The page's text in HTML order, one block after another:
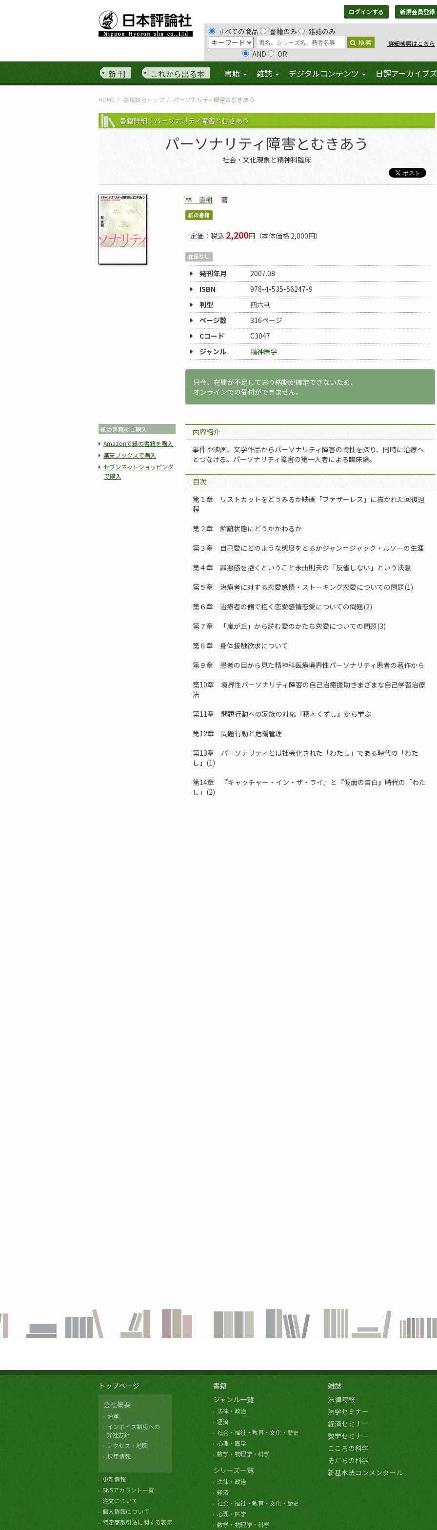
ログインする 新規会員登録
すべての商品 書籍のみ 雑誌のみ
検 索 詳細検索はこちら
AND OR
新 刊 これから出る本 書籍 雑誌 デジタルコンテンツ 日評アーカイブズ
HOME 書籍総合トップ パーソナリティ障害とむきあう
書籍詳細：パーソナリティ障害とむきあう
パーソナリティ障害とむきあう
社会・文化現象と精神科臨床
林 直樹 著
紙の書籍
定価：税込 2,200円（本体価格 2,000円）
在庫なし
発刊年月
2007.08
ISBN
978-4-535-56247-9
判型
四六判
ページ数
316ページ
Cコード
C3047
ジャンル
精神医学
只今、在庫が不足しており納期が確定できないため、
オンラインでの受付ができません。
紙の書籍のご購入
Amazonで紙の書籍を購入
楽天ブックスで購入
セブンネットショッピング
で購入
内容紹介
事件や映画、文学作品からパーソナリティ障害の特性を探り、同時に治療へ
とつなげる。パーソナリティ障害の第一人者による臨床論。
目次
第１章 リストカットをどうみるか――映画「ファザーレス」に描かれた回復過
程
第２章 解離状態にどうかかわるか
第３章 自己愛にどのような態度をとるか――ジャン＝ジャック・ルソーの生涯
第４章 罪悪感を抱くということ――永山則夫の「反省しない」という決意
第５章 治療者に対する恋愛感情・ストーキング――恋愛についての問題(1)
第６章 治療者の側で抱く恋愛感情――恋愛についての問題(2)
第７章 「嵐が丘」から読む愛のかたち――恋愛についての問題(3)
第８章 身体接触欲求について
第９章 患者の目から見た精神科医療――境界性パーソナリティ患者の著作から
第10章 境界性パーソナリティ障害の自己治癒援助――さまざまな自己学習治療
法
第11章 問題行動への家族の対応――『積木くずし』から学ぶ
第12章 問題行動と危機管理
第13章 パーソナリティとは社会化された「わたし」である――時代の「わた
し」(1)
第14章 『キャッチャー・イン・ザ・ライ』と『仮面の告白』――時代の「わた
し」(2)
トップページ
会社概要
沿革
インボイス制度への
弊社方針
アクセス・地図
採用情報
更新情報
SNSアカウント一覧
注文について
個人情報について
特定商取引法に関する表示
書籍
ジャンル一覧
法律・政治
経済
社会・福祉・教育・文化・歴史
心理・医学
数学・物理学・科学
シリーズ一覧
法律・政治
経済
社会・福祉・教育・文化・歴史
心理・医学
数学・物理学・科学
雑誌
法律時報
法学セミナー
経済セミナー
数学セミナー
こころの科学
そだちの科学
新基本法コンメンタール